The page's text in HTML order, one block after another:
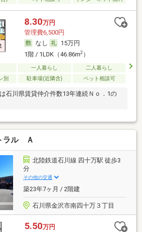
8.30万円
管理費6,500円
なし
15万円
1階 / 1LDK（46.86m2）
一人暮らし
二人暮らし
別
駐車場(近隣含) ペット相談可
石川県賃貸仲介件数13年連続Ｎｏ．1の
ラル Ａ
北陸鉄道石川線 四十万駅 徒歩3
分
その他の交通
築23年7ヶ月 / 2階建
石川県金沢市南四十万３丁目
5.50万円